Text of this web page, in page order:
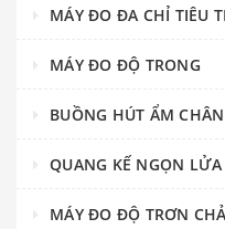
MÁY ĐO ĐA CHỈ TIÊU
MÁY ĐO ĐỘ TRONG
BUỒNG HÚT ẨM
QUANG KẾ NGỌN LỬA
MÁY ĐO ĐỘ TRƠN